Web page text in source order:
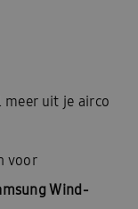
meer uit je airco
voor
Wind-